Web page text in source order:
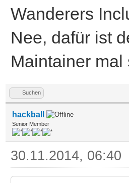
Wanderers
Nee, dafür ist
Maintainer
Suchen
hackball
Senior Member
30.11.2014, 06:40